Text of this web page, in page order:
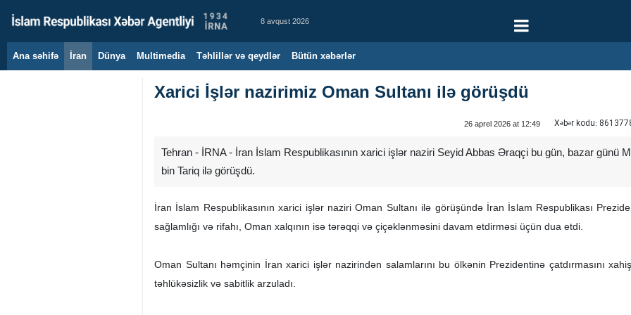
8 avqust 2026
Ana səhifə İran Dünya Multimedia Təhlillər və qeydlər Bütün xəbərlər
Xarici İşlər nazirimiz Oman Sultanı ilə görüşdü
26 aprel 2026 at 12:49 Xəbər kodu: